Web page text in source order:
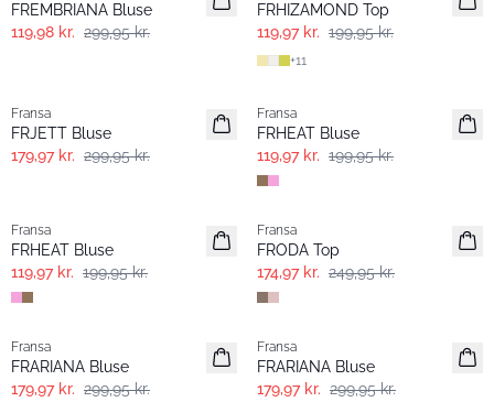
FREMBRIANA Bluse
119,98 kr. 299,95 kr.
FRHIZAMOND Top
119,97 kr. 199,95 kr.
+11
Fransa
FRJETT Bluse
179,97 kr. 299,95 kr.
Fransa
FRHEAT Bluse
119,97 kr. 199,95 kr.
Fransa
FRHEAT Bluse
119,97 kr. 199,95 kr.
-30%
Fransa
FRODA Top
174,97 kr. 249,95 kr.
- 40%
Fransa
FRARIANA Bluse
179,97 kr. 299,95 kr.
- 40%
Fransa
FRARIANA Bluse
179,97 kr. 299,95 kr.